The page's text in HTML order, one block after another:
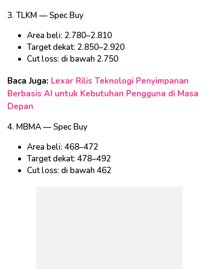
3. TLKM — Spec Buy
Area beli: 2.780–2.810
Target dekat: 2.850–2.920
Cut loss: di bawah 2.750
Baca Juga: Lexar Rilis Teknologi Penyimpanan
Berbasis AI untuk Kebutuhan Pengguna di Masa
Depan
4. MBMA — Spec Buy
Area beli: 468–472
Target dekat: 478–492
Cut loss: di bawah 462